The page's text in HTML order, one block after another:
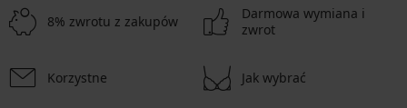
8% zwrotu z zakupów
Darmowa wymiana i
zwrot
Korzystne Jak wybrać